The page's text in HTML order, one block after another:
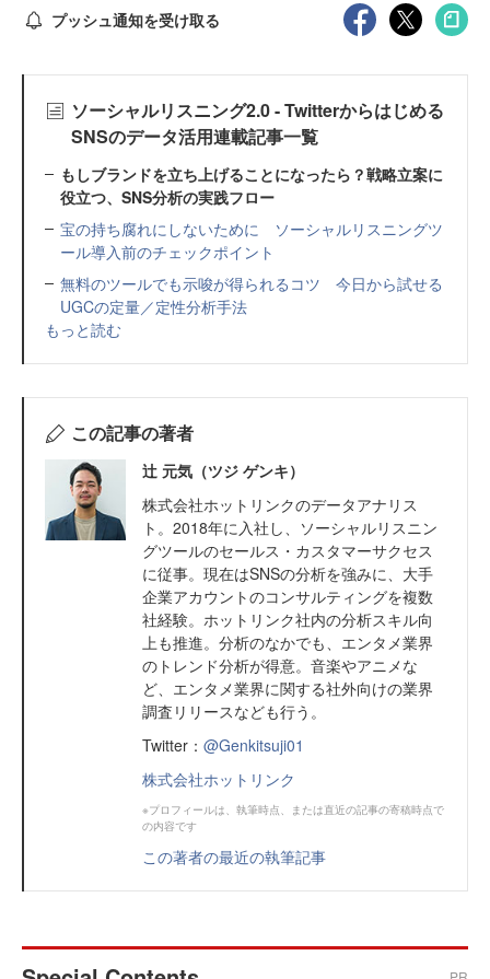
プッシュ通知を受け取る
ソーシャルリスニング2.0 - Twitterからはじめる
SNSのデータ活用連載記事一覧
もしブランドを立ち上げることになったら？戦略立案に
役立つ、SNS分析の実践フロー
宝の持ち腐れにしないために ソーシャルリスニングツ
ール導入前のチェックポイント
無料のツールでも示唆が得られるコツ 今日から試せる
UGCの定量／定性分析手法
もっと読む
この記事の著者
辻 元気（ツジ ゲンキ）
株式会社ホットリンクのデータアナリス
ト。2018年に入社し、ソーシャルリスニン
グツールのセールス・カスタマーサクセス
に従事。現在はSNSの分析を強みに、大手
企業アカウントのコンサルティングを複数
社経験。ホットリンク社内の分析スキル向
上も推進。分析のなかでも、エンタメ業界
のトレンド分析が得意。音楽やアニメな
ど、エンタメ業界に関する社外向けの業界
調査リリースなども行う。
Twitter： @Genkitsuji01
株式会社ホットリンク
※プロフィールは、執筆時点、または直近の記事の寄稿時点で
の内容です
この著者の最近の執筆記事